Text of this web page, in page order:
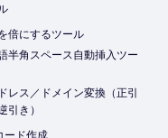
倍にするツール
半角スペース自動挿入ツー
レス／ドメイン変換（正引
引き）
ード作成